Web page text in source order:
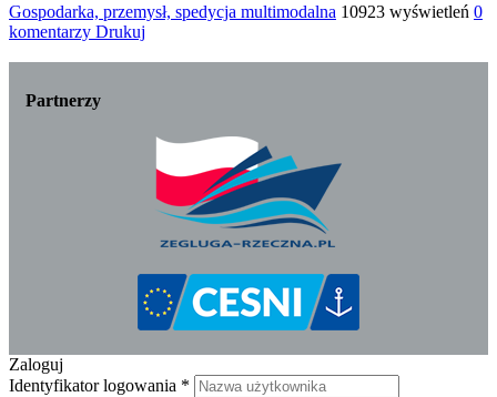
Gospodarka, przemysł, spedycja multimodalna 10923 wyświetleń 0
komentarzy Drukuj
Partnerzy
Zaloguj
Identyfikator logowania *